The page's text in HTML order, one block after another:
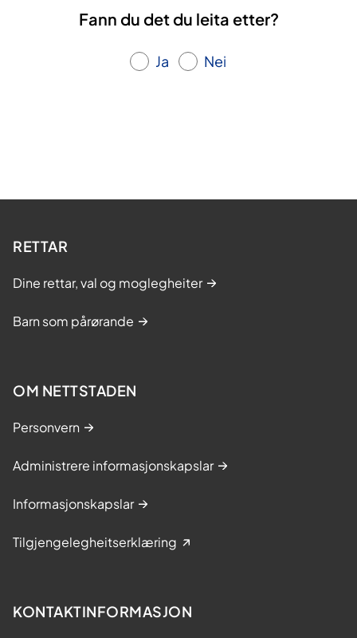
Fann du det du leita etter?
Ja Nei
RETTAR
Dine rettar, val og moglegheiter
Barn som pårørande
OM NETTSTADEN
Personvern
Administrere informasjonskapslar
Informasjonskapslar
Tilgjengelegheitserklæring
KONTAKTINFORMASJON